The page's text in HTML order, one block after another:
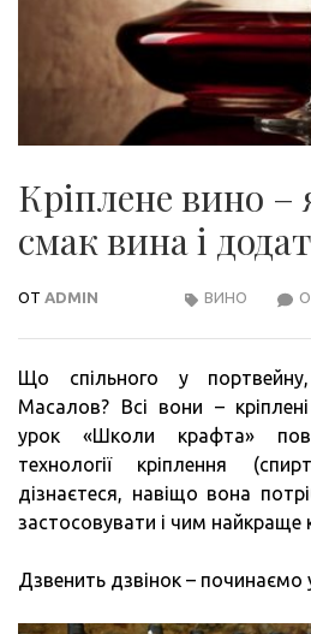
Кріплене вино –
смак вина і
ОТ ADMIN ВИНО
Що спільного у
Масалов? Всі вони –
урок «Школи крафта»
технології кріплення
дізнаєтеся, навіщо вона
застосовувати і чим найкраще
Дзвенить дзвінок – починаємо